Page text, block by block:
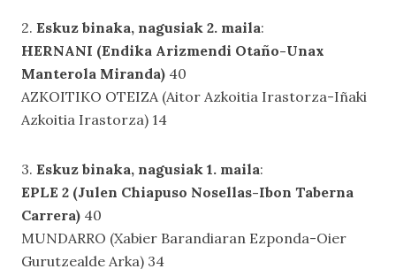
2. Eskuz binaka, nagusiak 2. maila:
HERNANI (Endika Arizmendi Otaño-Unax
Manterola Miranda) 40
AZKOITIKO OTEIZA (Aitor Azkoitia Irastorza-Iñaki
Azkoitia Irastorza) 14
3. Eskuz binaka, nagusiak 1. maila:
EPLE 2 (Julen Chiapuso Nosellas-Ibon Taberna
Carrera) 40
MUNDARRO (Xabier Barandiaran Ezponda-Oier
Gurutzealde Arka) 34